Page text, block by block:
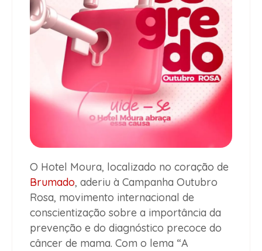
O Hotel Moura, localizado no coração de
Brumado, aderiu à Campanha Outubro
Rosa, movimento internacional de
conscientização sobre a importância da
prevenção e do diagnóstico precoce do
câncer de mama. Com o lema “A